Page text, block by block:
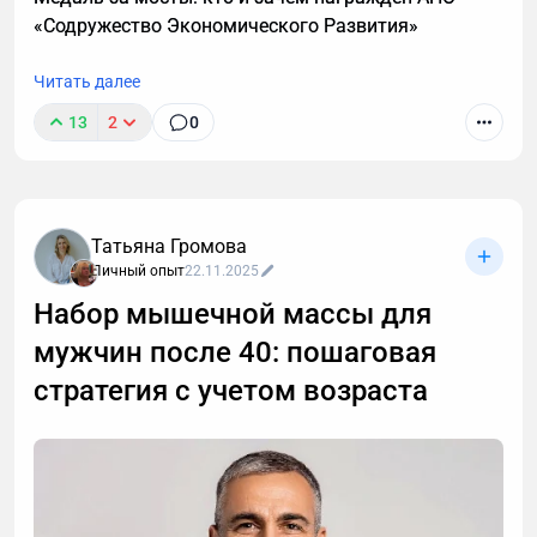
каких случаях этой системы недостаточно и нужен
индивидуальный анализ для выявления причин
«Содружество Экономического Развития»
Читать далее
13 2 0
Татьяна Громова
Личный опыт22.11.2025
Набор мышечной массы для
мужчин после 40: пошаговая
стратегия с учетом возраста